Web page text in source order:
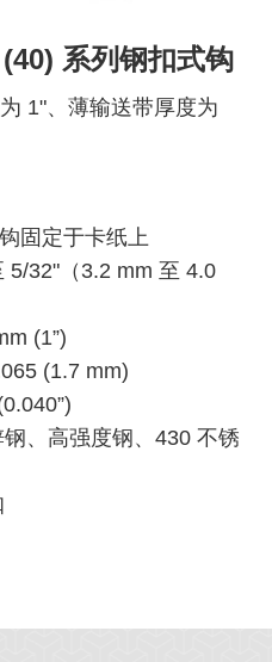
系列钢扣式钩
1"、薄输送带厚度为
固定于卡纸上
5/32"（3.2 mm 至 4.0
(1”)
(1.7 mm)
、高强度钢、430 不锈